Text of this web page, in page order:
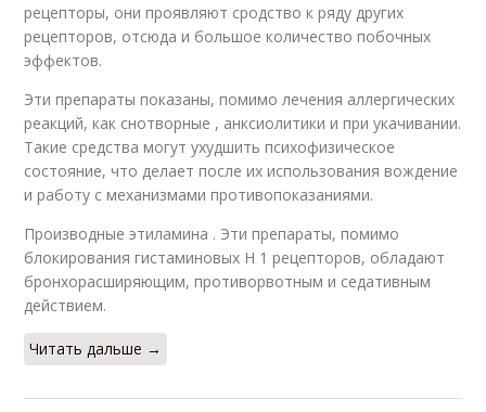
рецепторы, они проявляют сродство к ряду других
рецепторов, отсюда и большое количество побочных
эффектов.
Эти препараты показаны, помимо лечения аллергических
реакций, как снотворные , анксиолитики и при укачивании.
Такие средства могут ухудшить психофизическое
состояние, что делает после их использования вождение
и работу с механизмами противопоказаниями.
Производные этиламина . Эти препараты, помимо
блокирования гистаминовых H 1 рецепторов, обладают
бронхорасширяющим, противорвотным и седативным
действием.
Читать дальше →